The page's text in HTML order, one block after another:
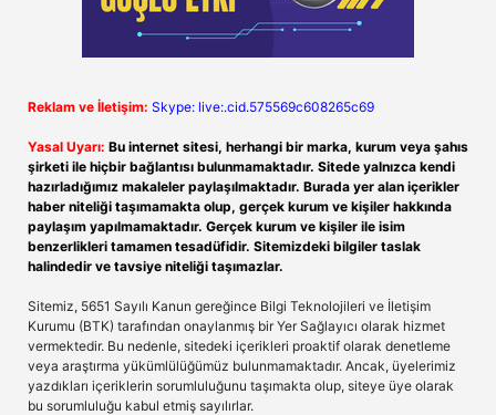
Reklam ve İletişim: Skype: live:.cid.575569c608265c69
Yasal Uyarı: Bu internet sitesi, herhangi bir marka, kurum veya şahıs
şirketi ile hiçbir bağlantısı bulunmamaktadır. Sitede yalnızca kendi
hazırladığımız makaleler paylaşılmaktadır. Burada yer alan içerikler
haber niteliği taşımamakta olup, gerçek kurum ve kişiler hakkında
paylaşım yapılmamaktadır. Gerçek kurum ve kişiler ile isim
benzerlikleri tamamen tesadüfidir. Sitemizdeki bilgiler taslak
halindedir ve tavsiye niteliği taşımazlar.
Sitemiz, 5651 Sayılı Kanun gereğince Bilgi Teknolojileri ve İletişim
Kurumu (BTK) tarafından onaylanmış bir Yer Sağlayıcı olarak hizmet
vermektedir. Bu nedenle, sitedeki içerikleri proaktif olarak denetleme
veya araştırma yükümlülüğümüz bulunmamaktadır. Ancak, üyelerimiz
yazdıkları içeriklerin sorumluluğunu taşımakta olup, siteye üye olarak
bu sorumluluğu kabul etmiş sayılırlar.